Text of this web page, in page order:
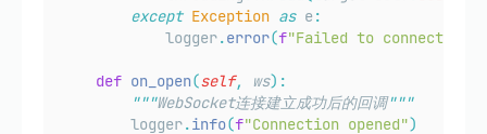
except Exception as e :
            logger
.error(f"Failed to connect to
def on_open(self, ws):
"""WebSocket连接建立成功后的回调"""
        logger
.info(f"Connection opened")